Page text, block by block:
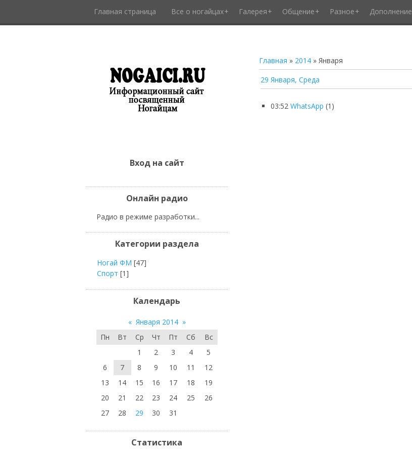
Главная страница Все о ногайцах Галерея Общение Разное Дополнение
Главная » 2014 » Января
29 Января, Среда
03:52 WhatsApp (1)
Вход на сайт
Онлайн радио
Радио в режиме разработки...
Категории раздела
Ногай ФМ [47]
Спорт [1]
Календарь
« Января 2014 »
Пн
Вт Ср Чт Пт Сб
Вс
1
2 3 4
5
6
7 8 9 10 11
12
13
14 15 16 17 18
19
20
21 22 23 24 25
26
27
28 29 30 31
Статистика